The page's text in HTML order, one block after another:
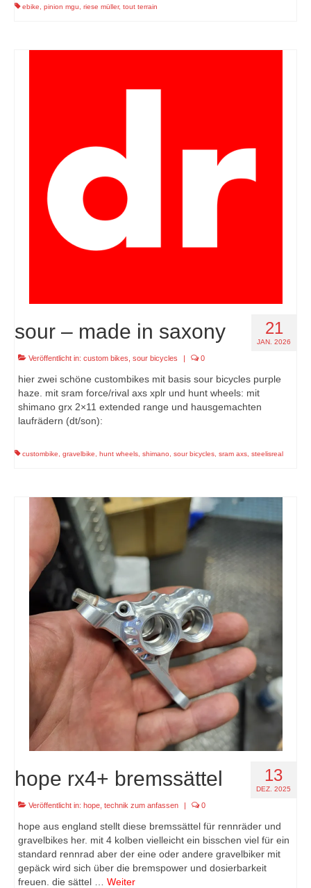
ebike pinion mgu riese müller, tout terrain
21
JAN. 2026
sour – made in saxony
Veröffentlicht in: custom bikes sour bicycles | 0
hier zwei schöne custombikes mit basis sour bicycles purple
haze. mit sram force/rival axs xplr und hunt wheels: mit
shimano grx 2×11 extended range und hausgemachten
laufrädern (dt/son):
custombike gravelbike hunt wheels shimano sour bicycles sram axs steelisreal
13
DEZ. 2025
hope rx4+ bremssättel
Veröffentlicht in: hope technik zum anfassen | 0
hope aus england stellt diese bremssättel für rennräder und
gravelbikes her. mit 4 kolben vielleicht ein bisschen viel für ein
standard rennrad aber der eine oder andere gravelbiker mit
gepäck wird sich über die bremspower und dosierbarkeit
freuen. die sättel … Weiter